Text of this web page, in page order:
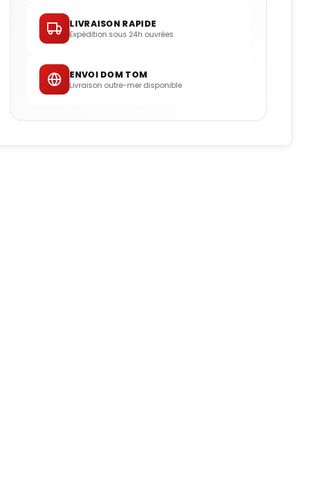
LIVRAISON RAPIDE
Expédition sous 24h ouvrées
ENVOI DOM TOM
Livraison outre-mer disponible